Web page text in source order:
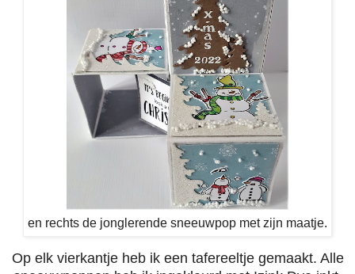
en rechts de jonglerende sneeuwpop met zijn maatje.
Op elk vierkantje heb ik een tafereeltje gemaakt. Alle